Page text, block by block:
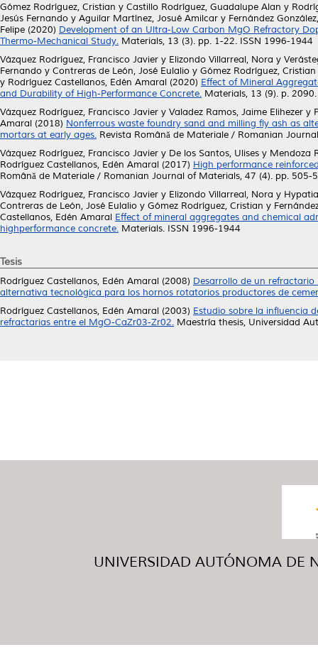
Gómez Rodríguez, Cristian y Castillo Rodríguez, Guadalupe Alan y
Jesús Fernando y Aguilar Martínez, Josué Amilcar y Fernández
Felipe (2020) Development of an Ultra-Low Carbon MgO Refractory
Thermo-Mechanical Study. Materials, 13 (3). pp. 1-22. ISSN 1996-1944
Vázquez Rodríguez, Francisco Javier y Elizondo Villarreal, Nora y
Fernando y Contreras de León, José Eulalio y Gómez Rodríguez, Cristian
y Rodríguez Castellanos, Edén Amaral (2020) Effect of Mineral
and Durability of High-Performance Concrete. Materials, 13 (9). p.
Vázquez Rodríguez, Francisco Javier y Valadez Ramos, Jaime Elihezer y
Amaral (2018) Nonferrous waste foundry sand and milling fly ash as
mortars at early ages. Revista Română de Materiale / Romanian
Vázquez Rodríguez, Francisco Javier y De los Santos, Ulises y Mendoza
Rodríguez Castellanos, Edén Amaral (2017) High performance
Română de Materiale / Romanian Journal of Materials, 47 (4). pp. 505-
Vázquez Rodríguez, Francisco Javier y Elizondo Villarreal, Nora y
Contreras de León, José Eulalio y Gómez Rodríguez, Cristian y
Castellanos, Edén Amaral Effect of mineral aggregates and chemical
highperformance concrete. Materials. ISSN 1996-1944
Tesis
Rodríguez Castellanos, Edén Amaral (2008) Desarrollo de un
alternativa tecnológica para los hornos rotatorios productores de
Rodríguez Castellanos, Edén Amaral (2003) Estudio sobre la influencia
refractarias entre el MgO-CaZr03-Zr02. Maestría thesis, Universidad
UNIVERSIDAD AUTÓNOMA DE